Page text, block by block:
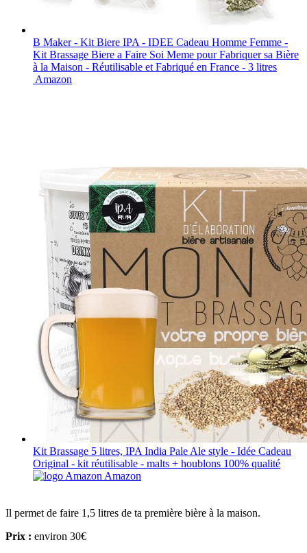
B Maker - Kit Biere IPA - IDEE Cadeau Homme Femme -
Kit Brassage Biere a Faire Soi Meme pour Fabriquer sa Bière
à la Maison - Réutilisable et Fabriqué en France - 3 litres
Amazon
Kit Brassage 5 litres, IPA India Pale Ale style - Idée Cadeau
Original - kit réutilisable - malts + houblons 100% qualité
Amazon
Il permet de faire 1,5 litres de ta première bière à la maison.
Prix : environ 30€